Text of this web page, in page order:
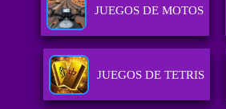
JUEGOS DE MOTOS
JUEGOS DE TETRIS